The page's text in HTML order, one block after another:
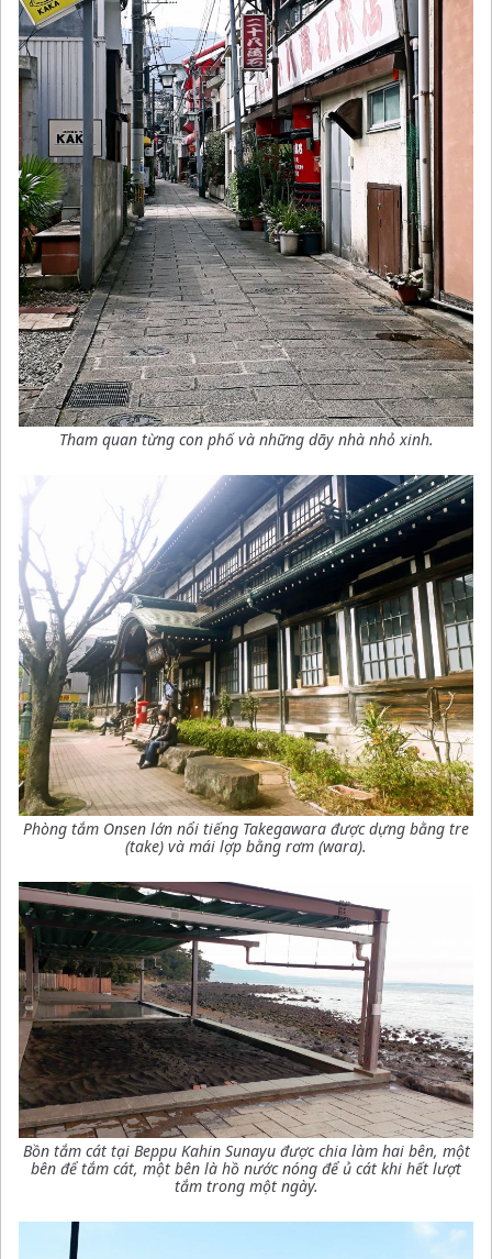
Tham quan từng con phố và những dãy nhà nhỏ xinh.
Phòng tắm Onsen lớn nổi tiếng Takegawara được dựng bằng tre
(take) và mái lợp bằng rơm (wara).
Bồn tắm cát tại Beppu Kahin Sunayu được chia làm hai bên, một
bên để tắm cát, một bên là hồ nước nóng để ủ cát khi hết lượt
tắm trong một ngày.